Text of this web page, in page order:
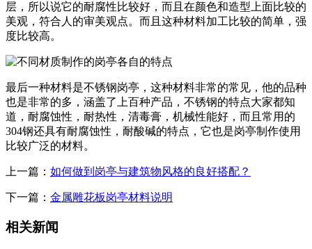
层，所以说它的耐腐性比较好，而且在颜色和造型上面比较的
美观，符合人的审美观点。而且这种材料加工比较的简单，强
度比较高。
最后一种材料是不锈钢岗亭，这种材料非常的常见，他的品种
也是非常的多，涵盖了上百种产品，不锈钢的特点大家都知
道，耐腐蚀性，耐热性，清毒膏，机械性能好，而且常用的
304钢还具有耐腐蚀性，耐酸碱的特点，它也是岗亭制作使用
比较广泛的材料。
上一篇： 如何做到岗亭与建筑物风格的良好搭配？
下一篇： 金属雕花板岗亭材料说明
相关新闻